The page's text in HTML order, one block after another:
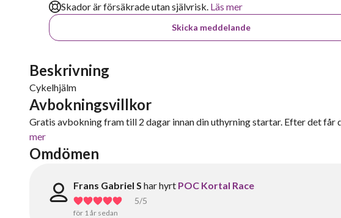
Skador är försäkrade utan självrisk. Läs mer
Skicka meddelande
Beskrivning
Cykelhjälm
Avbokningsvillkor
Gratis avbokning fram till 2 dagar innan din uthyrning startar. Efter det
mer
Omdömen
Frans Gabriel S har hyrt POC Kortal Race
5/5
för 1 år sedan